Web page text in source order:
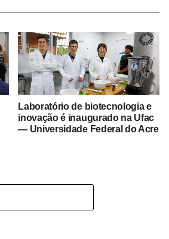
Laboratório de biotecnologia e
inovação é inaugurado na Ufac
— Universidade Federal do Acre